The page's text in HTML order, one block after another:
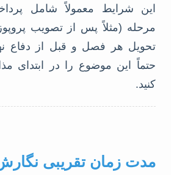
این شرایط معمولاً شامل
مرحله (مثلاً پس از تصویب
تحویل هر فصل و قبل از دفاع
حتماً این موضوع را در ابتدای
کنید.
مدت زمان تقریبی